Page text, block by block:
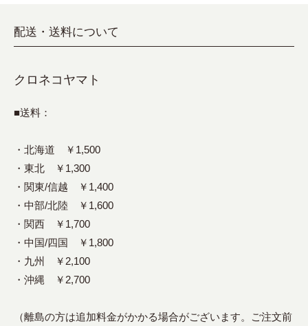
配送・送料について
クロネコヤマト
■送料：
・北海道 ￥1,500
・東北 ￥1,300
・関東/信越 ￥1,400
・中部/北陸 ￥1,600
・関西 ￥1,700
・中国/四国 ￥1,800
・九州 ￥2,100
・沖縄 ￥2,700
（離島の方は追加料金がかかる場合がございます。ご注文前